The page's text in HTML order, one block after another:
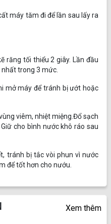
máy tăm đi để lần sau lấy ra
răng tối thiểu 2 giây. Lần đầu
trong 3 mức.
mở máy để tránh bị ướt hoặc
viêm, nhiệt miệng.Đổ sạch
cho bình nước khô ráo sau
tránh bị tắc vòi phun vì nước
để tốt hơn cho nướu.
Xem thêm